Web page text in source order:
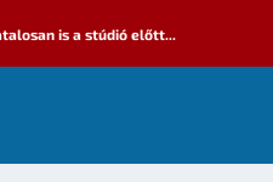
is a stúdió előtt...